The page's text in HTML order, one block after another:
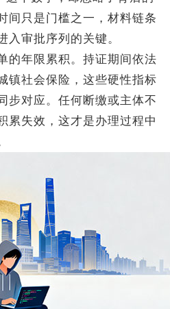
间只是门槛之一，材料链条
入审批序列的关键。
年限累积。持证期间依法
镇社会保险，这些硬性指标
步对应。任何断缴或主体不
累失效，这才是办理过程中